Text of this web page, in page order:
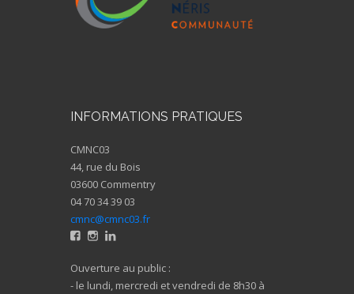
INFORMATIONS PRATIQUES
CMNC03
44, rue du Bois
03600 Commentry
04 70 34 39 03
cmnc@cmnc03.fr
Ouverture au public :
- le lundi, mercredi et vendredi de 8h30 à